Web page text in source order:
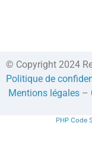
© Copyright 2024
Politique de
Mentions légales –
PHP Code